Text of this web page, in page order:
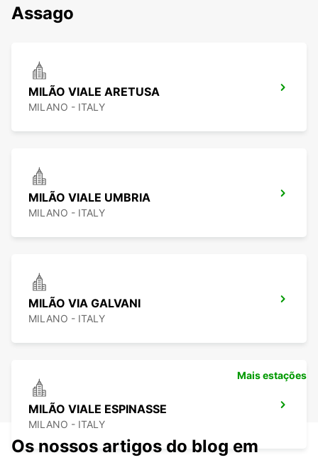
Assago
MILÃO VIALE ARETUSA
MILANO - ITALY
MILÃO VIALE UMBRIA
MILANO - ITALY
MILÃO VIA GALVANI
MILANO - ITALY
MILÃO VIALE ESPINASSE
MILANO - ITALY
Mais estações
Os nossos artigos do blog em